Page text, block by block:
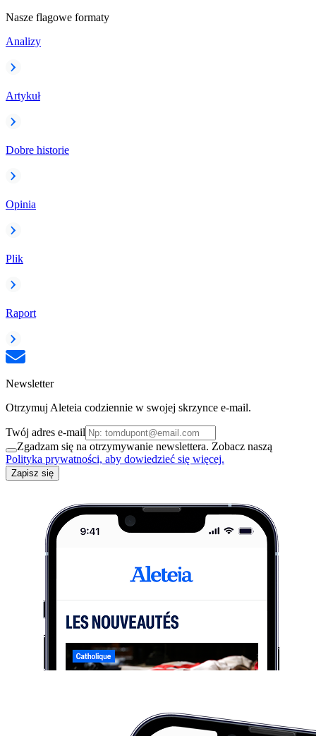
Nasze flagowe formaty
Analizy
Artykuł
Dobre historie
Opinia
Plik
Raport
Newsletter
Otrzymuj Aleteia codziennie w swojej skrzynce e-mail.
Twój adres e-mail
Zgadzam się na otrzymywanie newslettera. Zobacz naszą
Polityka prywatności, aby dowiedzieć się więcej.
Zapisz się